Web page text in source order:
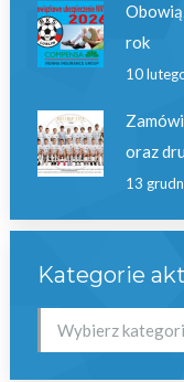
rok
10
oraz
13
Kategorie
Kategorie
aktualności